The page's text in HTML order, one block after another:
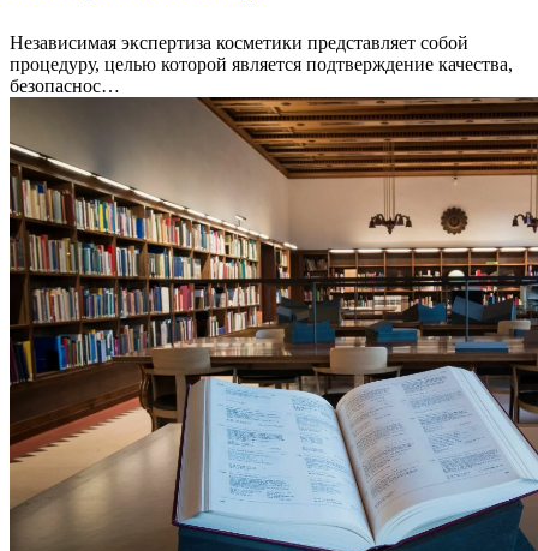
Независимая экспертиза косметики представляет собой
процедуру, целью которой является подтверждение качества,
безопаснос…